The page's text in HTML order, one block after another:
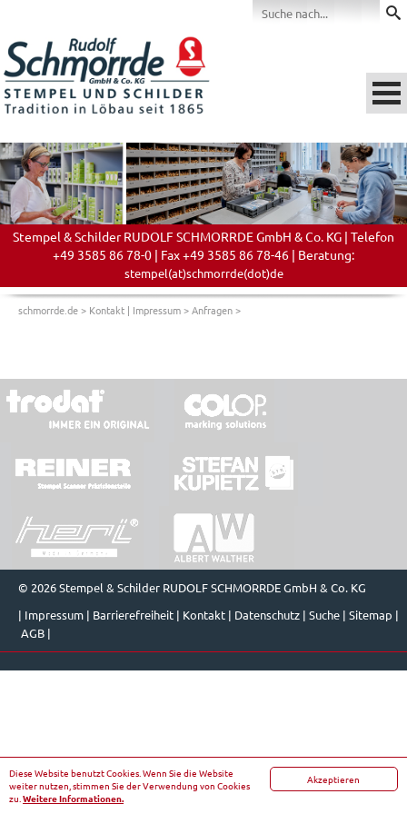
Akzeptieren
Diese Website benutzt Cookies. Wenn Sie die Website
weiter nutzen, stimmen Sie der Verwendung von Cookies
zu.Weitere Informationen.
Stempel & Schilder RUDOLF SCHMORRDE GmbH & Co. KG | Telefon
+49 3585 86 78-0 | Fax +49 3585 86 78-46 | Beratung:
stempel(at)schmorrde(dot)de
schmorrde.de> Kontakt | Impressum>Anfragen>
© 2026 Stempel & Schilder RUDOLF SCHMORRDE GmbH & Co. KG
| Impressum | Barrierefreiheit | Kontakt | Datenschutz | Suche | Sitemap |
AGB |